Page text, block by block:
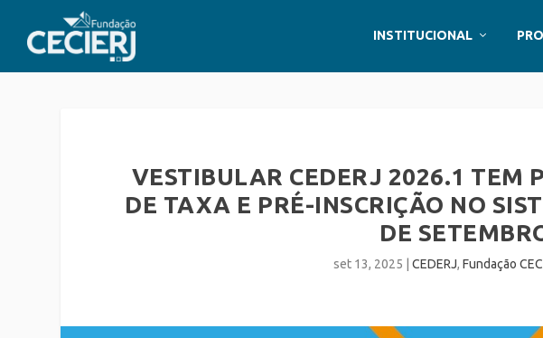
INSTITUCIONAL
VESTIBULAR CEDERJ 2026.1 TEM
DE TAXA E PRÉ-INSCRIÇÃO NO
DE
set 13, 2025 |CEDERJ,Fundação